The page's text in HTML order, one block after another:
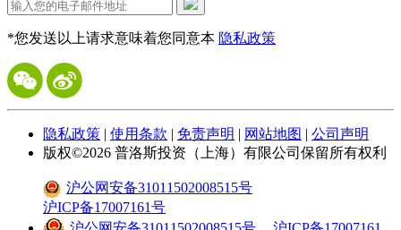
*您发送以上请求意味着您同意本 隐私政策
隐私政策 | 使用条款 | 免责声明 | 网站地图 | 公司声明
版权©2026 普洛斯投资（上海）有限公司保留所有权利
沪公网安备31011502008515号
沪ICP备17007161号